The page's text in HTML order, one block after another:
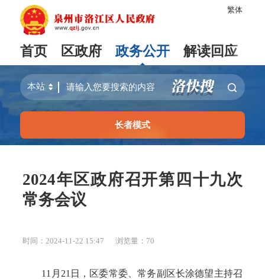
繁体
首页 区政府 政务公开 解读回应
长者模式
2024年区政府召开第四十九次
常务会议
时间：2024-11-22 15:47 浏览量： 70
11月21日，区委常委、常务副区长涂德望主持召